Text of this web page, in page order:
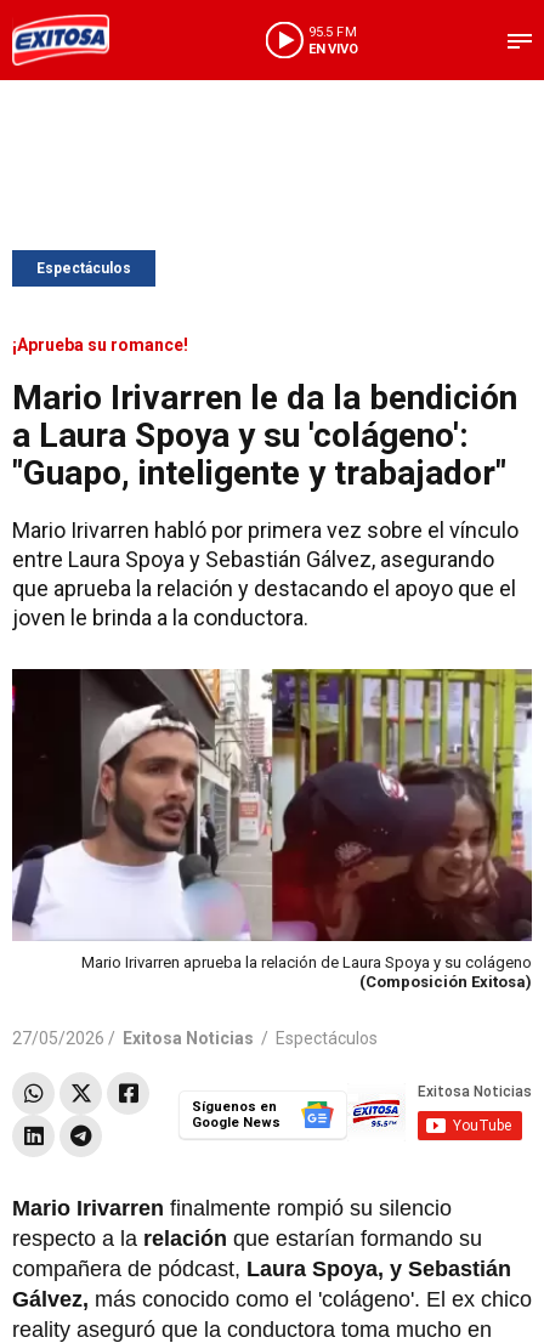
95.5 FM
EN VIVO
Espectáculos
¡Aprueba su romance!
Mario Irivarren le da la bendición
a Laura Spoya y su 'colágeno':
"Guapo, inteligente y trabajador"
Mario Irivarren habló por primera vez sobre el vínculo
entre Laura Spoya y Sebastián Gálvez, asegurando
que aprueba la relación y destacando el apoyo que el
joven le brinda a la conductora.
Mario Irivarren aprueba la relación de Laura Spoya y su colágeno
(Composición Exitosa)
27/05/2026 / Exitosa Noticias / Espectáculos
Síguenos en
Google News
Mario Irivarren finalmente rompió su silencio
respecto a la relación que estarían formando su
compañera de pódcast, Laura Spoya, y Sebastián
Gálvez, más conocido como el 'colágeno'. El ex chico
reality aseguró que la conductora toma mucho en